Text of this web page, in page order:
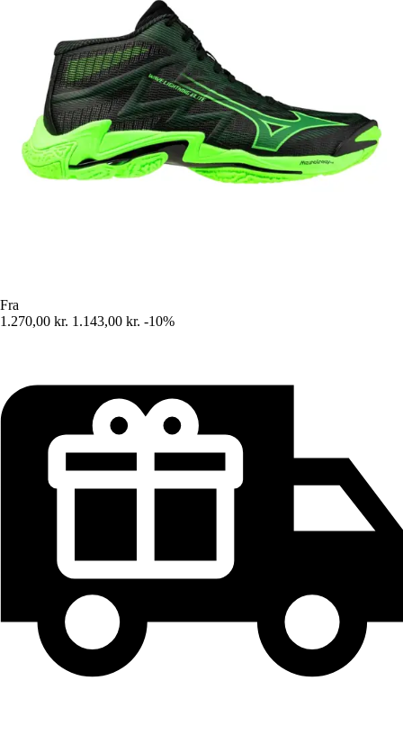
Fra
1.270,00 kr. 1.143,00 kr. -10%